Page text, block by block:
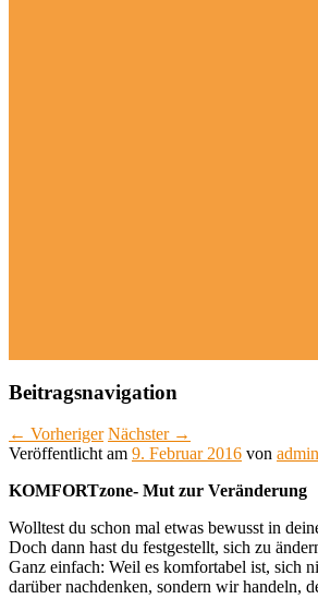
Beitragsnavigation
← Vorheriger Nächster →
Veröffentlicht am 9. Februar 2016 von admin
KOMFORTzone- Mut zur Veränderung
Wolltest du schon mal etwas bewusst in
Doch dann hast du festgestellt, sich zu
Ganz einfach: Weil es komfortabel ist, sich
darüber nachdenken, sondern wir handeln,